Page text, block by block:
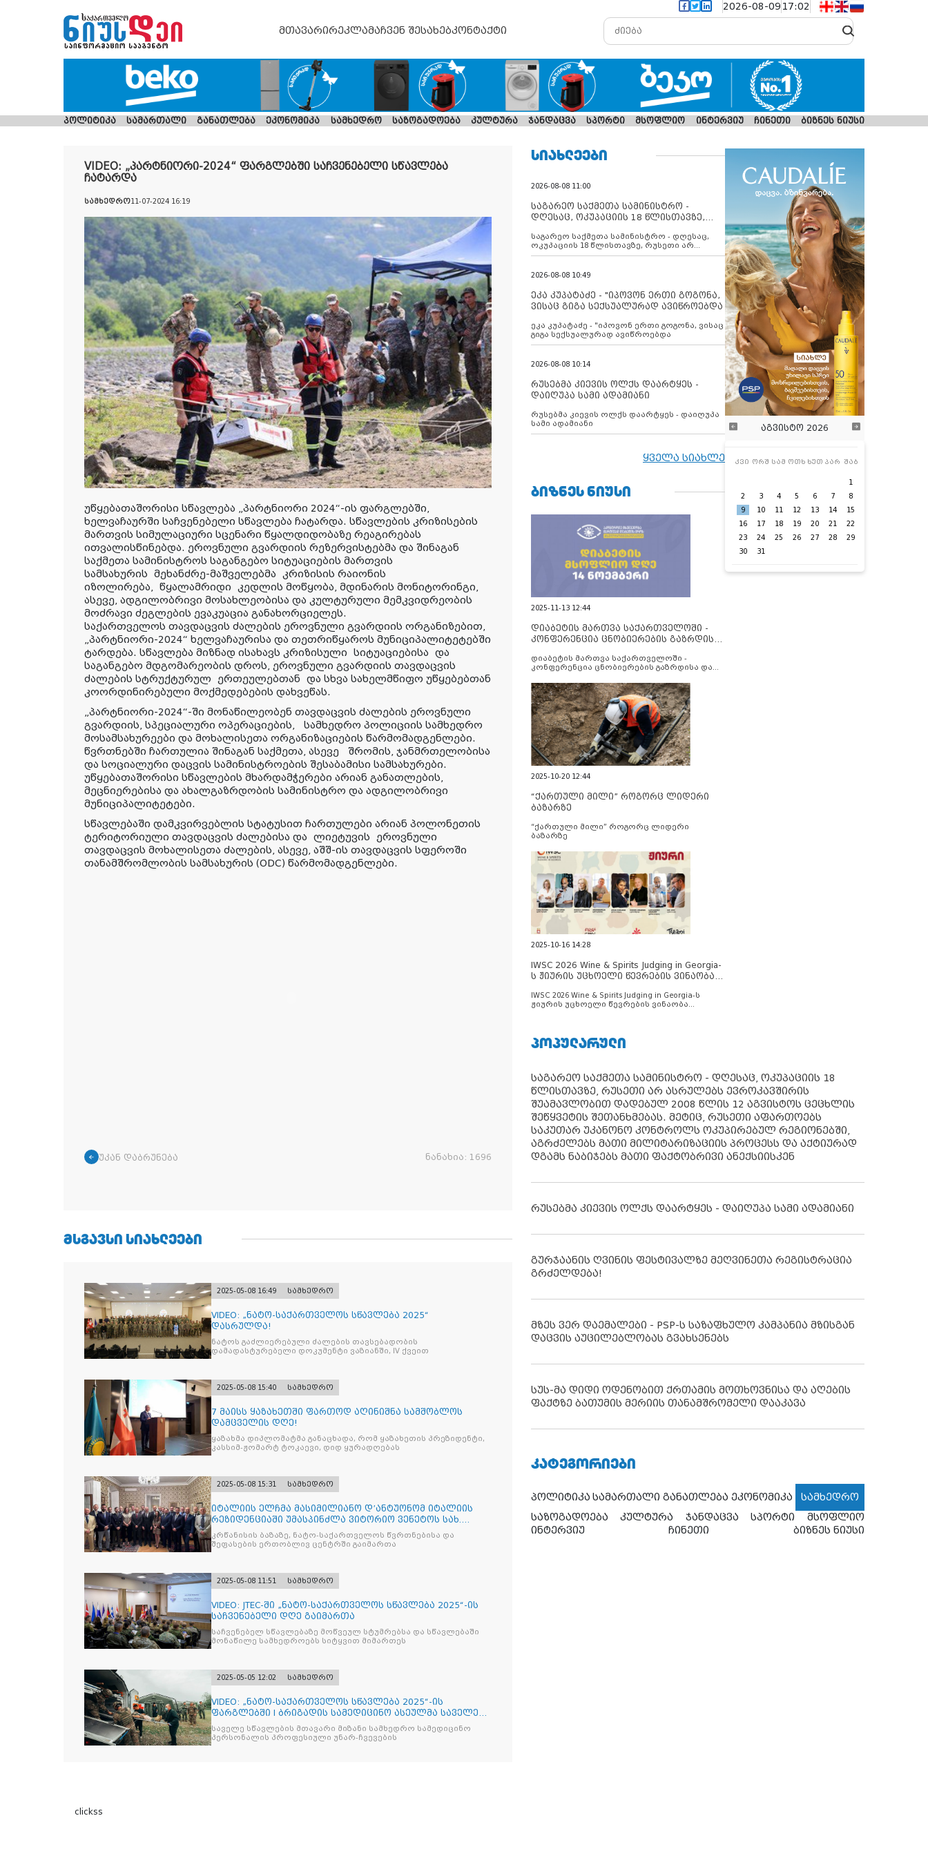
2026-08-09 17:02
მთავარირეკლამაჩვენ შესახებკონტაქტი
პოლიტიკა სამართალი განათლება ეკონომიკა სამხედრო საზოგადოება კულტურა ჯანდაცვა სპორტი მსოფლიო ინტერვიუ ჩინეთი ბიზნეს ნიუსი
VIDEO: „პარტნიორი-2024“ ფარგლებში საჩვენებელი სწავლება
ჩატარდა
სამხედრო11-07-2024 16:19
უწყებათაშორისი სწავლება „პარტნიორი 2024“-ის ფარგლებში,
ხელვაჩაურში საჩვენებელი სწავლება ჩატარდა. სწავლების კრიზისების
მართვის სიმულაციური სცენარი წყალდიდობაზე რეაგირებას
ითვალისწინებდა. ეროვნული გვარდიის რეზერვისტებმა და შინაგან
საქმეთა სამინისტროს საგანგებო სიტუაციების მართვის
სამსახურის მეხანძრე-მაშველებმა კრიზისის რაიონის
იზოლირება, წყალამრიდი კედლის მოწყობა, მდინარის მონიტორინგი,
ასევე, ადგილობრივი მოსახლეობისა და კულტურული მემკვიდრეობის
მოძრავი ძეგლების ევაკუაცია განახორციელეს.
საქართველოს თავდაცვის ძალების ეროვნული გვარდიის ორგანიზებით,
„პარტნიორი-2024“ ხელვაჩაურისა და თეთრიწყაროს მუნიციპალიტეტებში
ტარდება. სწავლება მიზნად ისახავს კრიზისული სიტუაციებისა და
საგანგებო მდგომარეობის დროს, ეროვნული გვარდიის თავდაცვის
ძალების სტრუქტურულ ერთეულებთან და სხვა სახელმწიფო უწყებებთან
კოორდინირებული მოქმედებების დახვეწას.
„პარტნიორი-2024“-ში მონაწილეობენ თავდაცვის ძალების ეროვნული
გვარდიის, სპეციალური ოპერაციების, სამხედრო პოლიციის სამხედრო
მოსამსახურეები და მოხალისეთა ორგანიზაციების წარმომადგენლები.
წვრთნებში ჩართულია შინაგან საქმეთა, ასევე შრომის, ჯანმრთელობისა
და სოციალური დაცვის სამინისტროების შესაბამისი სამსახურები.
უწყებათაშორისი სწავლების მხარდამჭერები არიან განათლების,
მეცნიერებისა და ახალგაზრდობის სამინისტრო და ადგილობრივი
მუნიციპალიტეტები.
სწავლებაში დამკვირვებლის სტატუსით ჩართულები არიან პოლონეთის
ტერიტორიული თავდაცვის ძალებისა და ლიეტუვის ეროვნული
თავდაცვის მოხალისეთა ძალების, ასევე, აშშ-ის თავდაცვის სფეროში
თანამშრომლობის სამსახურის (ODC) წარმომადგენლები.
უკან დაბრუნება ნანახია: 1696
ᲛᲡᲒᲐᲕᲡᲘ ᲡᲘᲐᲮᲚᲔᲔᲑᲘ
2025-05-08 16:49 სამხედრო
VIDEO: „ნატო-საქართველოს სწავლება 2025“
დასრულდა!
ნატოს გაძლიერებული ძალების თავსებადობის
დამადასტურებელი დოკუმენტი ვაზიანში, IV ქვეით
2025-05-08 15:40 სამხედრო
7 მაისს ყაზახეთში ფართოდ აღინიშნა სამშობლოს
დამცველის დღე!
ყაზახმა დიპლომატმა განაცხადა, რომ ყაზახეთის პრეზიდენტი,
კასსიმ-ჟომარტ ტოკაევი, დიდ ყურადღებას
2025-05-08 15:31 სამხედრო
იტალიის ელჩმა მასიმილიანო დ’ანტუონომ იტალიის
რეზიდენციაში უმასპინძლა ვიტორიო ვენეტოს სახ.
დივიზიის ს
კრწანისის ბაზაზე, ნატო-საქართველოს წვრთნებისა და
შეფასების ერთობლივ ცენტრში გაიმართა
2025-05-08 11:51 სამხედრო
VIDEO: JTEC-ში „ნატო-საქართველოს სწავლება 2025“-ის
საჩვენებელი დღე გაიმართა
საჩვენებელ სწავლებაზე მოწვეულ სტუმრებსა და სწავლებაში
მონაწილე სამხედროებს სიტყვით მიმართეს
2025-05-05 12:02 სამხედრო
VIDEO: „ნატო-საქართველოს სწავლება 2025“-ის
ფარგლებში I ბრიგადის სამედიცინო ასეულმა საველე
ჰოსპიტალის
საველე სწავლების მთავარი მიზანი სამხედრო სამედიცინო
პერსონალის პროფესიული უნარ-ჩვევების
clickss
ᲡᲘᲐᲮᲚᲔᲔᲑᲘ
2026-08-08 11:00
საგარეო საქმეთა სამინისტრო -
დღესაც, ოკუპაციის 18 წლისთავზე,
შუამავლ
საგარეო საქმეთა სამინისტრო - დღესაც,
ოკუპაციის 18 წლისთავზე, რუსეთი არ
ასრულებს ევროკავშირის შუამავლობით
შეწყვეტის შეთანხმებას. მეტიც, რუსეთი
ოკუპირებულ რეგიონებში, აგრძელებს მათი
მილიტარიზაციის პროცესს და აქტიურად
დგამს ნაბიჯებს მათი ფაქტობრივი
2026-08-08 10:49
ეკა კუპატაძე - "იპოვონ ერთი გოგონა,
ვისაც გიგა სექსუალურად ავიწროებდა
ეკა კუპატაძე - "იპოვონ ერთი გოგონა, ვისაც
გიგა სექსუალურად ავიწროებდა
2026-08-08 10:14
რუსებმა კიევის ოლქს დაარტყეს -
დაიღუპა სამი ადამიანი
რუსებმა კიევის ოლქს დაარტყეს - დაიღუპა
სამი ადამიანი
ყველა სიახლე
ᲑᲘᲖᲜᲔᲡ ᲜᲘᲣᲡᲘ
2025-11-13 12:44
დიაბეტის მართვა საქართველოში -
კონფერენცია ცნობიერების გაზრდისა
დიაბეტის მართვა საქართველოში -
კონფერენცია ცნობიერების გაზრდისა და
2025-10-20 12:44
“ქართული მილი” როგორც ლიდერი
ბაზარზე
“ქართული მილი” როგორც ლიდერი
ბაზარზე
2025-10-16 14:28
IWSC 2026 Wine & Spirits Judging in Georgia-
ს ჟიურის უცხოელი წევრების ვინაობა
IWSC 2026 Wine & Spirits Judging in Georgia-ს
ჟიურის უცხოელი წევრების ვინაობა
აგვისტო 2026
კვი ორშ სამ ოთხ ხუთ პარ შაბ
1
2
3 4 5 6 7
8
9
10 11 12 13 14
15
16
17 18 19 20 21
22
23
24 25 26 27 28
29
30
31
ᲞᲝᲞᲣᲚᲐᲠᲣᲚᲘ
საგარეო საქმეთა სამინისტრო - დღესაც, ოკუპაციის 18
წლისთავზე, რუსეთი არ ასრულებს ევროკავშირის
შუამავლობით დადებულ 2008 წლის 12 აგვისტოს ცეცხლის
შეწყვეტის შეთანხმებას. მეტიც, რუსეთი აფართოებს
საკუთარ უკანონო კონტროლს ოკუპირებულ რეგიონებში,
აგრძელებს მათი მილიტარიზაციის პროცესს და აქტიურად
დგამს ნაბიჯებს მათი ფაქტობრივი ანექსიისკენ
რუსებმა კიევის ოლქს დაარტყეს - დაიღუპა სამი ადამიანი
გურჯაანის ღვინის ფესტივალზე მეღვინეთა რეგისტრაცია
გრძელდება!
მზეს ვერ დაემალები - PSP-ს საზაფხულო კამპანია მზისგან
დაცვის აუცილებლობას გვახსენებს
სუს-მა დიდი ოდენობით ქრთამის მოთხოვნისა და აღების
ფაქტზე ბათუმის მერიის თანამშრომელი დააკავა
ᲙᲐᲢᲔᲒᲝᲠᲘᲔᲑᲘ
პოლიტიკა სამართალი განათლება ეკონომიკა
სამხედრო
საზოგადოება
კულტურა ჯანდაცვა სპორტი
მსოფლიო
ინტერვიუ
ჩინეთი ბიზნეს ნიუსი